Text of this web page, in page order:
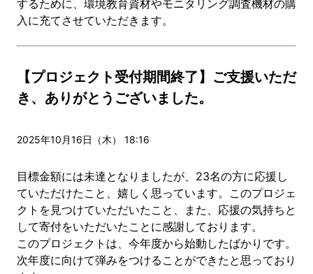
するために、環境教育資材やモニタリング調査機材の購
入に充てさせていただきます。
【プロジェクト受付期間終了】ご支援いただ
き、ありがとうございました。
2025年10月16日（木） 18:16
目標金額には未達となりましたが、23名の方に応援し
ていただけたこと、嬉しく思っています。このプロジェ
クトを見つけていただいたこと、また、応援の気持ちと
して寄付をいただいたことに感謝しております。
このプロジェクトは、今年度から始動したばかりです。
次年度に向けて弾みをつけることができたと思っており